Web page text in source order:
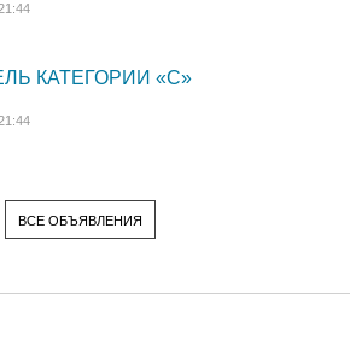
КАТЕГОРИИ «C»
ВСЕ ОБЪЯВЛЕНИЯ